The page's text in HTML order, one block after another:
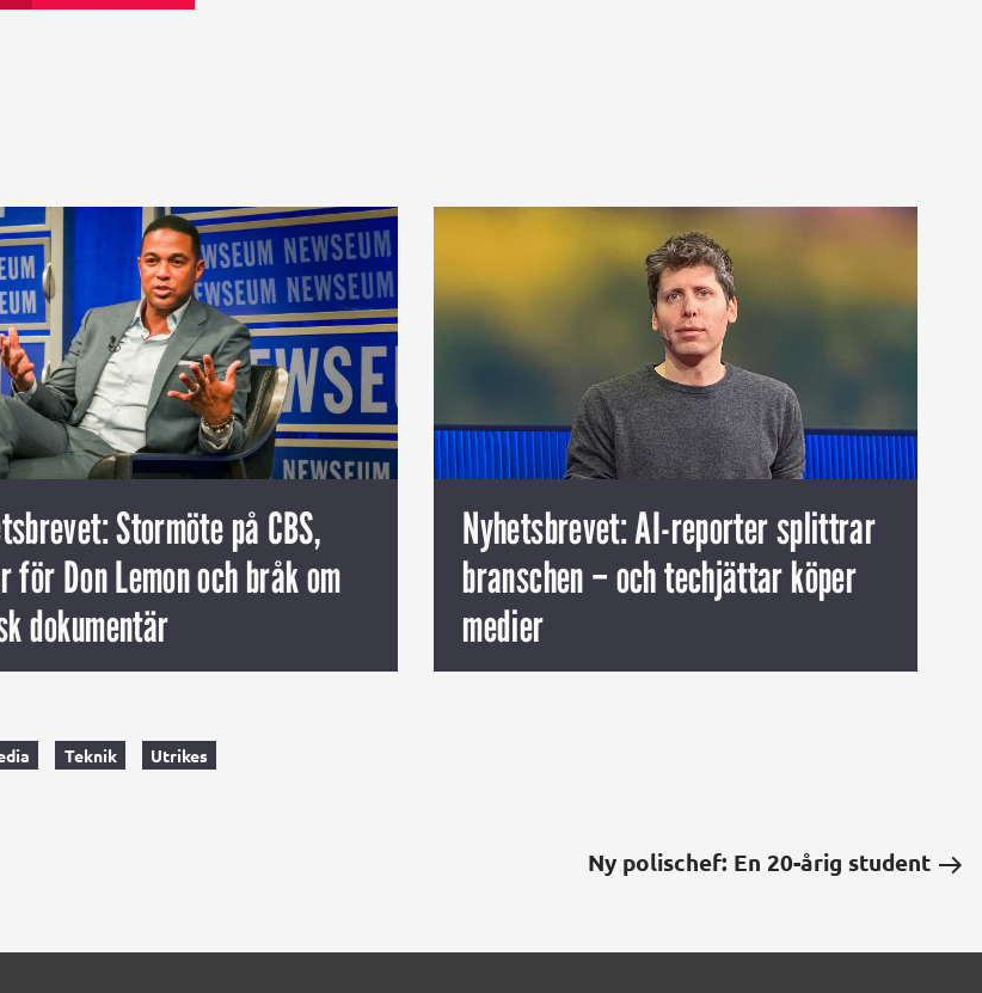
Stormöte på CBS,
för Don Lemon och bråk om
dokumentär
Nyhetsbrevet: AI-reporter splittrar
branschen – och techjättar köper
medier
Teknik Utrikes
Ny polischef: En 20-årig student